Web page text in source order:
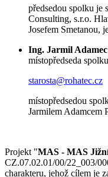
předsedou spolku je
Consulting, s.r.o.
Josefem Smetanou,
Ing. Jarmil
místopředseda spolku
starosta@rohatec.cz
místopředsedou
Jarmilem Adamcem
Projekt "MAS - MAS
CZ.07.02.01/00/22_003/
charakteru, jehož cílem je